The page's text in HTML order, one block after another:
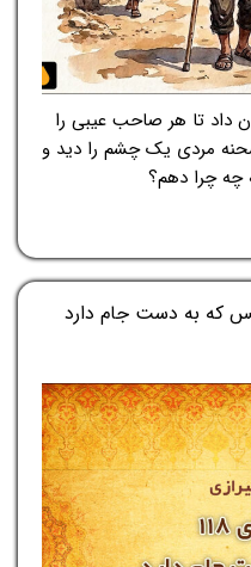
داد تا هر صاحب عیبی را
مردی یک چشم را دید و
چه چرا دهم؟